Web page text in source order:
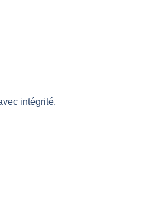
intégrité,